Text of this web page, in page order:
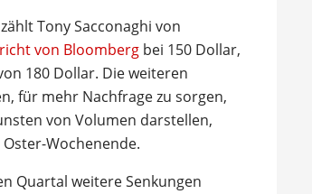
Tony Sacconaghi von
von Bloomberg bei 150 Dollar,
180 Dollar. Die weiteren
für mehr Nachfrage zu sorgen,
von Volumen darstellen,
Wochenende.
Quartal weitere Senkungen